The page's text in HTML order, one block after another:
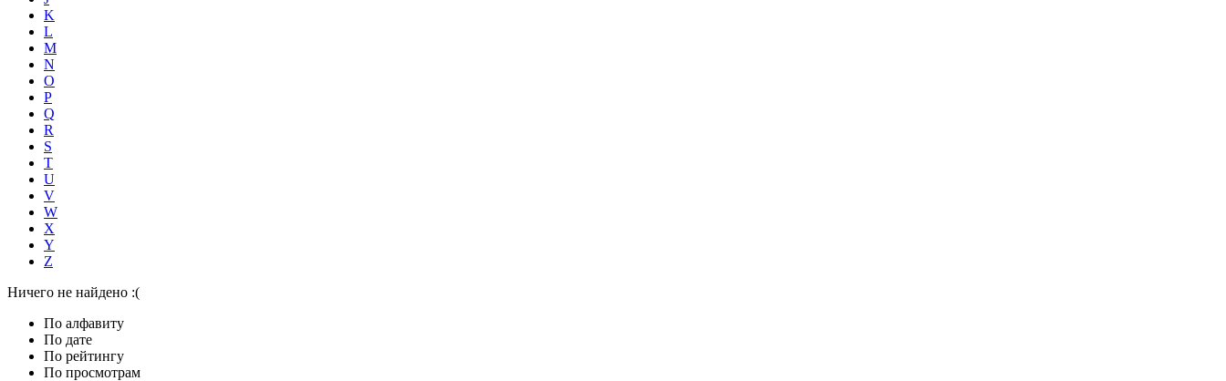
K
L
M
N
O
P
Q
R
S
T
U
V
W
X
Y
Z
Ничего не найдено :(
По алфавиту
По дате
По рейтингу
По просмотрам